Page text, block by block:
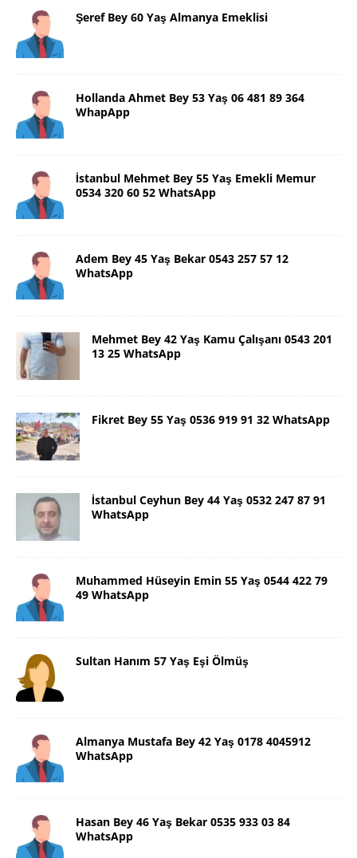
Şeref Bey 60 Yaş Almanya Emeklisi
Hollanda Ahmet Bey 53 Yaş 06 481 89 364
WhapApp
İstanbul Mehmet Bey 55 Yaş Emekli Memur
0534 320 60 52 WhatsApp
Adem Bey 45 Yaş Bekar 0543 257 57 12
WhatsApp
Mehmet Bey 42 Yaş Kamu Çalışanı 0543 201
13 25 WhatsApp
Fikret Bey 55 Yaş 0536 919 91 32 WhatsApp
İstanbul Ceyhun Bey 44 Yaş 0532 247 87 91
WhatsApp
Muhammed Hüseyin Emin 55 Yaş 0544 422 79
49 WhatsApp
Sultan Hanım 57 Yaş Eşi Ölmüş
Almanya Mustafa Bey 42 Yaş 0178 4045912
WhatsApp
Hasan Bey 46 Yaş Bekar 0535 933 03 84
WhatsApp